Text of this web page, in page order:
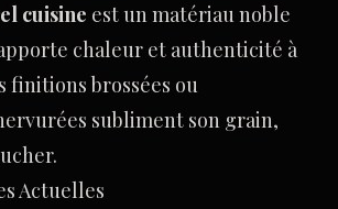
cuisine est un matériau noble
chaleur et authenticité à
finitions brossées ou
subliment son grain,
Actuelles